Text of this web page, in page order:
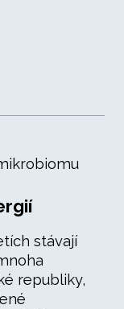
stávají
republiky,